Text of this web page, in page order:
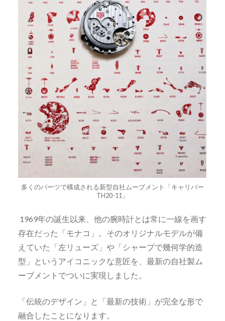
多くのパーツで構成される新型自社ムーブメント「キャリバー
TH20-11」
1969年の誕生以来、他の腕時計とは常に一線を画す
存在だった「モナコ」。そのオリジナルモデルが備
えていた「左リューズ」や「シャープで幾何学的造
型」というアイコニックな意匠を、最新の自社製ム
ーブメントでついに実現しました。
「伝統のデザイン」と「最新の技術」が完全な形で
融合したことになります。